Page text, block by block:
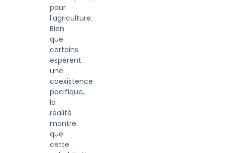
pour
l'agriculture.
Bien
que
certains
espèrent
une
coexistence
pacifique,
la
réalité
montre
que
cette